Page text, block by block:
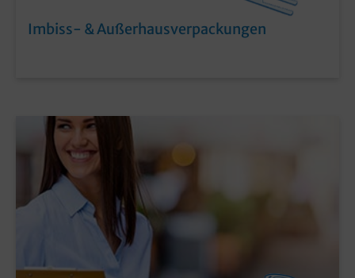
Imbiss- & Außerhausverpackungen